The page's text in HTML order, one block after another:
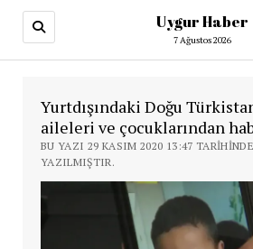
Uygur Haber
7 Ağustos 2026
Yurtdışındaki Doğu
aileleri ve çocuklarından
BU YAZI 29 KASIM 2020 13:47
YAZILMIŞTIR.